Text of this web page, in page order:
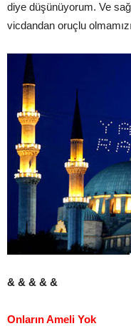
diye düşünüyorum. Ve
vicdandan oruçlu
& & & & &
Onların Ameli Yok